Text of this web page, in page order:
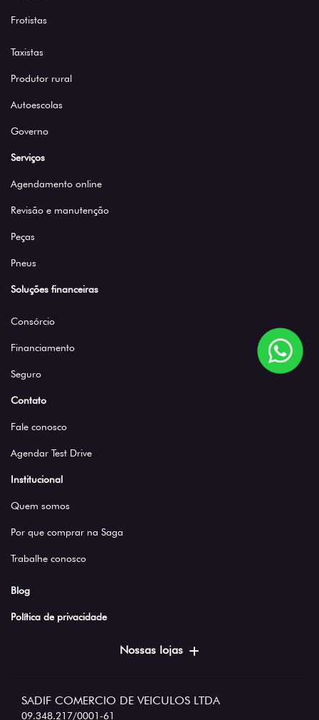
Frotistas
Taxistas
Produtor rural
Autoescolas
Governo
Serviços
Agendamento online
Revisão e manutenção
Peças
Pneus
Soluções financeiras
Consórcio
Financiamento
Seguro
Contato
Fale conosco
Agendar Test Drive
Institucional
Quem somos
Por que comprar na Saga
Trabalhe conosco
Blog
Política de privacidade
Nossas lojas
SADIF COMERCIO DE VEICULOS LTDA
09.348.217/0001-61